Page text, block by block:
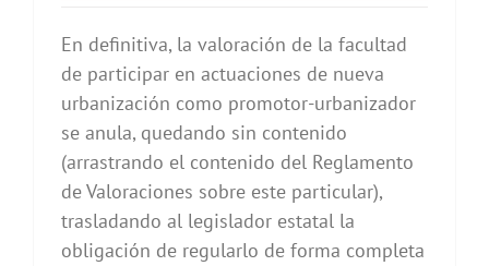
En definitiva, la valoración de la facultad
de participar en actuaciones de nueva
urbanización como promotor-urbanizador
se anula, quedando sin contenido
(arrastrando el contenido del Reglamento
de Valoraciones sobre este particular),
trasladando al legislador estatal la
obligación de regularlo de forma completa